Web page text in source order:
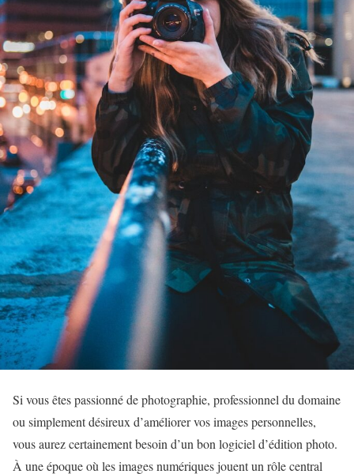
Si vous êtes passionné de photographie, professionnel du domaine
ou simplement désireux d’améliorer vos images personnelles,
vous aurez certainement besoin d’un bon logiciel d’édition photo.
À une époque où les images numériques jouent un rôle central